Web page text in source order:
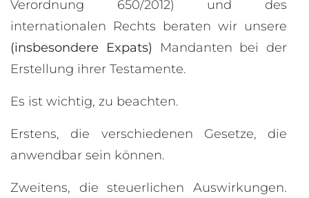
Verordnung 650/2012) und des
internationalen Rechts beraten wir unsere
(insbesondere Expats)
Mandanten bei der
Erstellung ihrer Testamente.
Es ist wichtig, zu beachten.
Erstens, die verschiedenen Gesetze, die
anwendbar sein können.
Zweitens, die steuerlichen Auswirkungen.